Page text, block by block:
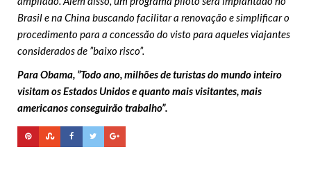
Brasil e na China buscando facilitar a renovação e simplificar o
procedimento para a concessão do visto para aqueles viajantes
considerados de ”baixo risco”.
Para Obama, ”Todo ano, milhões de turistas do mundo inteiro
visitam os Estados Unidos e quanto mais visitantes, mais
americanos conseguirão trabalho”.